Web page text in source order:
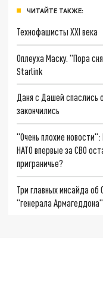
ЧИТАЙТЕ ТАКЖЕ:
Технофашисты XXI века
Оплеуха Маску. "Пора
Starlink
Даня с Дашей спаслись
закончились
"Очень плохие
НАТО впервые за СВО
приграничье?
Три главных инсайда
"генерала